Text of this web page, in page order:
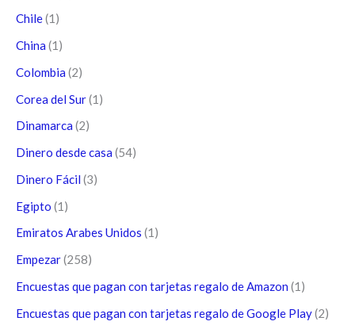
Chile(1)
China (1)
Colombia (2)
Corea del Sur(1)
Dinamarca (2)
Dinero desde casa (54)
Dinero Fácil (3)
Egipto (1)
Emiratos Arabes Unidos (1)
Empezar(258)
Encuestas que pagan con tarjetas regalo de Amazon (1)
Encuestas que pagan con tarjetas regalo de Google Play(2)